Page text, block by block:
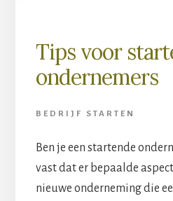
Tips voor
ondernemers
BEDRIJF STARTEN
Ben je een startende
vast dat er bepaalde
nieuwe onderneming die